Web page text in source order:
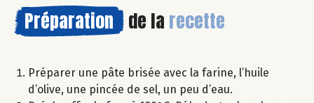
Préparation de la recette
Préparer une pâte brisée avec la farine, l’huile
d’olive, une pincée de sel, un peu d’eau.